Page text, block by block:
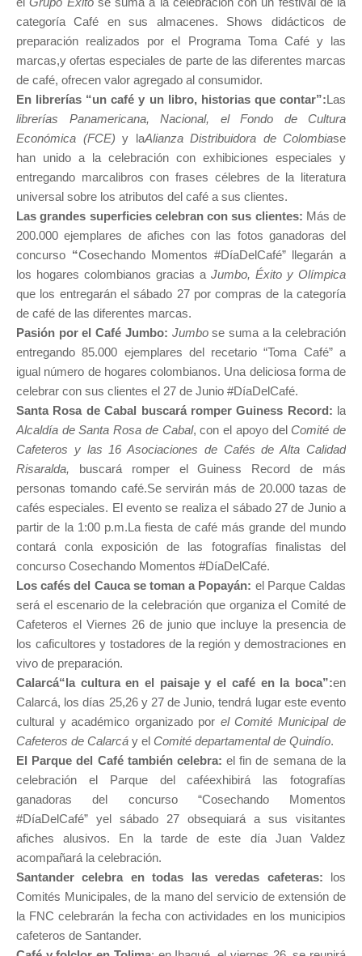
categoría Café en sus almacenes. Shows didácticos de
preparación realizados por el Programa Toma Café y las
marcas,y ofertas especiales de parte de las diferentes marcas
de café, ofrecen valor agregado al consumidor.
En librerías “un café y un libro, historias que contar”:Las
librerías Panamericana, Nacional, el Fondo de Cultura
Económica (FCE) y laAlianza Distribuidora de Colombiase
han unido a la celebración con exhibiciones especiales y
entregando marcalibros con frases célebres de la literatura
universal sobre los atributos del café a sus clientes.
Las grandes superficies celebran con sus clientes: Más de
200.000 ejemplares de afiches con las fotos ganadoras del
concurso “Cosechando Momentos #DíaDelCafé” llegarán a
los hogares colombianos gracias a Jumbo, Éxito y Olímpica
que los entregarán el sábado 27 por compras de la categoría
de café de las diferentes marcas.
Pasión por el Café Jumbo: Jumbose suma a la celebración
entregando 85.000 ejemplares del recetario “Toma Café” a
igual número de hogares colombianos. Una deliciosa forma de
celebrar con sus clientes el 27 de Junio #DíaDelCafé.
Santa Rosa de Cabal buscará romper Guiness Record: la
Alcaldía de Santa Rosa de Cabal, con el apoyo del Comité de
Cafeteros y las 16 Asociaciones de Cafés de Alta Calidad
Risaralda, buscará romper el Guiness Record de más
personas tomando café.Se servirán más de 20.000 tazas de
cafés especiales. El evento se realiza el sábado 27 de Junio a
partir de la 1:00 p.m.La fiesta de café más grande del mundo
contará conla exposición de las fotografías finalistas del
concurso Cosechando Momentos #DíaDelCafé.
Los cafés del Cauca se toman a Popayán: el Parque Caldas
será el escenario de la celebración que organiza el Comité de
Cafeteros el Viernes 26 de junio que incluye la presencia de
los caficultores y tostadores de la región y demostraciones en
vivo de preparación.
Calarcá“la cultura en el paisaje y el café en la boca”:en
Calarcá, los días 25,26 y 27 de Junio, tendrá lugar este evento
cultural y académico organizado por el Comité Municipal de
Cafeteros de Calarcá y el Comité departamental de Quindío.
El Parque del Café también celebra: el fin de semana de la
celebración el Parque del caféexhibirá las fotografías
ganadoras del concurso “Cosechando Momentos
#DíaDelCafé” yel sábado 27 obsequiará a sus visitantes
afiches alusivos. En la tarde de este día Juan Valdez
acompañará la celebración.
Santander celebra en todas las veredas cafeteras: los
Comités Municipales, de la mano del servicio de extensión de
la FNC celebrarán la fecha con actividades en los municipios
cafeteros de Santander.